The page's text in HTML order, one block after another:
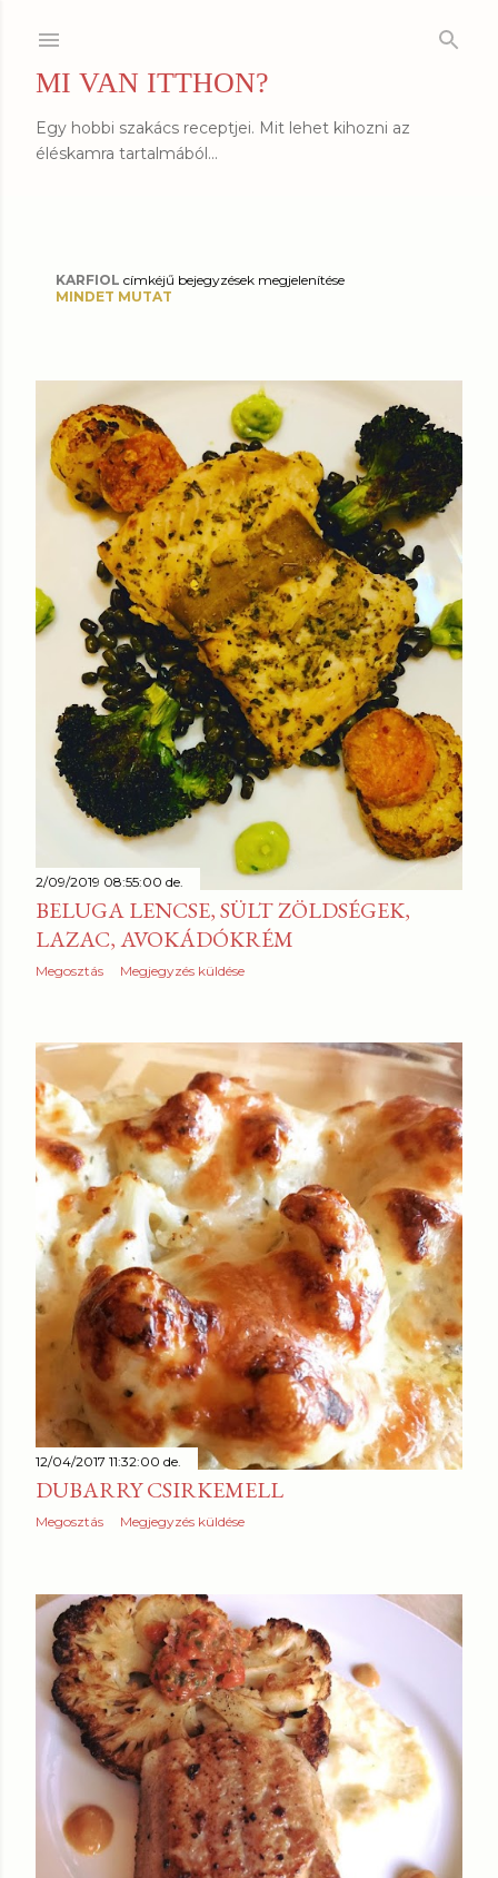
MI VAN ITTHON?
Egy hobbi szakács receptjei. Mit lehet kihozni az
éléskamra tartalmából...
B
j
g
s
e
KARFIOL címkéjű bejegyzések megjelenítése
MINDET MUTAT
2/09/2019 08:55:00 de.
BELUGA LENCSE, SÜLT ZÖLDSÉGEK,
LAZAC, AVOKÁDÓKRÉM
Megosztás Megjegyzés küldése
12/04/2017 11:32:00 de.
DUBARRY CSIRKEMELL
Megosztás Megjegyzés küldése